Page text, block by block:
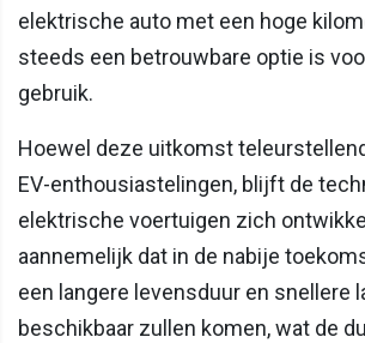
elektrische auto met een hoge
steeds een betrouwbare optie is
gebruik.
Hoewel deze uitkomst
EV-enthousiastelingen, blijft de
elektrische voertuigen zich
aannemelijk dat in de nabije
een langere levensduur en snellere
beschikbaar zullen komen, wat de